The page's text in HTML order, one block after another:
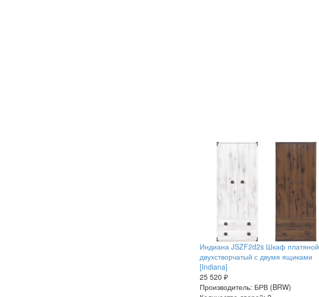
Индиана JSZF2d2s Шкаф платяной
двухстворчатый с двумя ящиками
[Indiana]
25 520 ₽
Производитель: БРВ (BRW)